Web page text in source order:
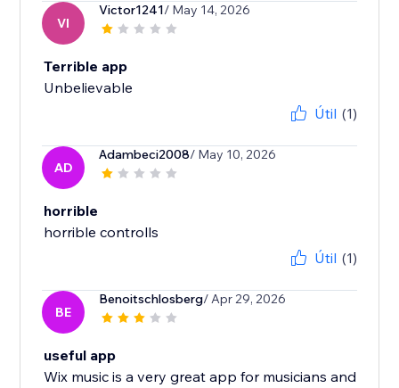
VI
Victor1241/ May 14, 2026
Terrible app
Unbelievable
Útil (1)
AD
Adambeci2008/ May 10, 2026
horrible
horrible controlls
Útil (1)
BE
Benoitschlosberg/ Apr 29, 2026
useful app
Wix music is a very great app for musicians and